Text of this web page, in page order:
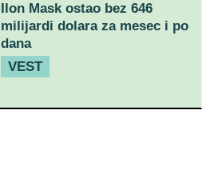
Ilon Mask ostao bez 646
milijardi dolara za mesec i po
dana
VEST